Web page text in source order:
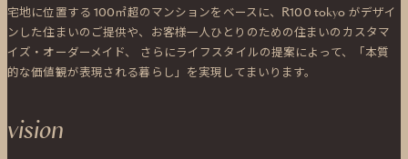
宅地に位置する100㎡超のマンションをベースに、R100 tokyo がデザイ
ンした住まいのご提供や、お客様一人ひとりのための住まいのカスタマ
イズ・オーダーメイド、
さらにライフスタイルの提案によって、「本質
的な価値観が表現される暮らし」を実現してまいります。
vision